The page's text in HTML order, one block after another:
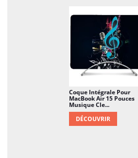
Coque Intégrale Pour
MacBook Air 15 Pouces
Musique Cle...
DÉCOUVRIR